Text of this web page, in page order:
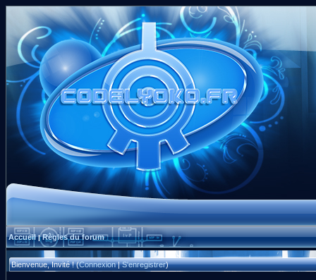
Accueil|Règles du forum
Bienvenue, Invité ! (Connexion|S'enregistrer)